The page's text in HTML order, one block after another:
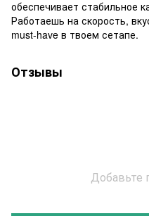
обеспечивает стабильное
Работаешь на скорость,
must-have в твоем сетапе.
Отзывы
Добавьте